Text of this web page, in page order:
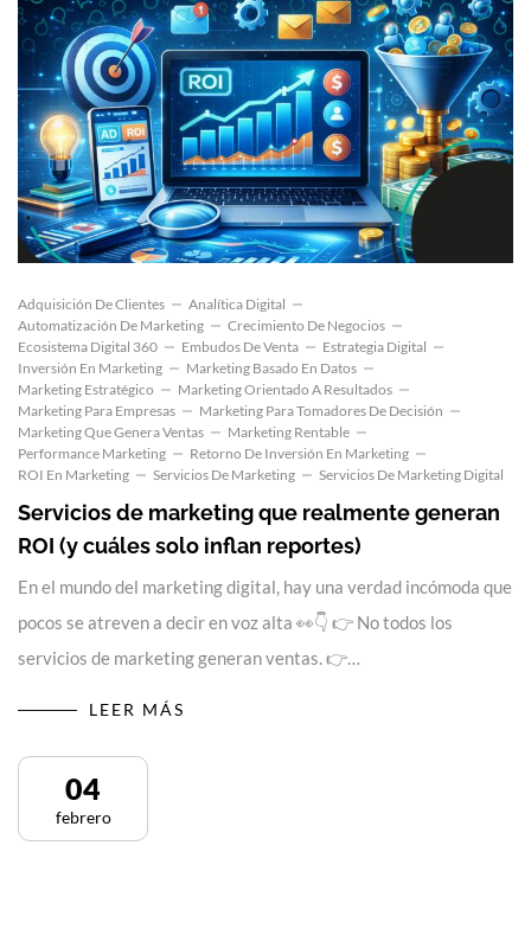
Adquisición De Clientes
Analítica Digital
Automatización De Marketing
Crecimiento De Negocios
Ecosistema Digital 360
Embudos De Venta
Estrategia Digital
Inversión En Marketing
Marketing Basado En Datos
Marketing Estratégico
Marketing Orientado A Resultados
Marketing Para Empresas
Marketing Para Tomadores De Decisión
Marketing Que Genera Ventas
Marketing Rentable
Performance Marketing
Retorno De Inversión En Marketing
ROI En Marketing
Servicios De Marketing Servicios De Marketing Digital
Servicios de marketing que realmente generan
ROI (y cuáles solo inflan reportes)
En el mundo del marketing digital, hay una verdad incómoda que
pocos se atreven a decir en voz alta 👀👇 👉 No todos los
servicios de marketing generan ventas. 👉…
LEER MÁS
04
febrero